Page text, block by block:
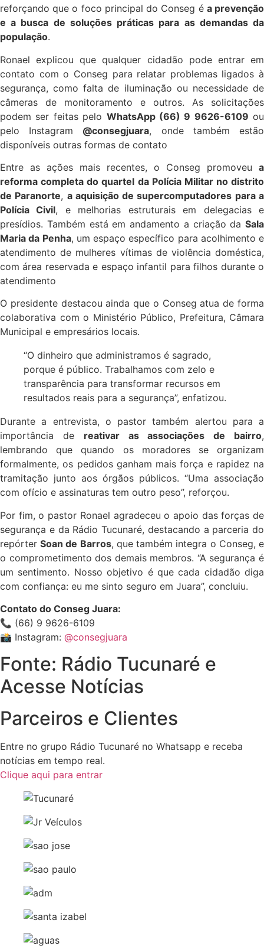
reforçando que o foco principal do Conseg é a prevenção
e a busca de soluções práticas para as demandas da
população.
Ronael explicou que qualquer cidadão pode entrar em
contato com o Conseg para relatar problemas ligados à
segurança, como falta de iluminação ou necessidade de
câmeras de monitoramento e outros. As solicitações
podem ser feitas pelo WhatsApp (66) 9 9626-6109 ou
pelo Instagram @consegjuara, onde também estão
disponíveis outras formas de contato
Entre as ações mais recentes, o Conseg promoveu a
reforma completa do quartel da Polícia Militar no distrito
de Paranorte, a aquisição de supercomputadores para a
Polícia Civil, e melhorias estruturais em delegacias e
presídios. Também está em andamento a criação da Sala
Maria da Penha, um espaço específico para acolhimento e
atendimento de mulheres vítimas de violência doméstica,
com área reservada e espaço infantil para filhos durante o
atendimento
O presidente destacou ainda que o Conseg atua de forma
colaborativa com o Ministério Público, Prefeitura, Câmara
Municipal e empresários locais.
“O dinheiro que administramos é sagrado,
porque é público. Trabalhamos com zelo e
transparência para transformar recursos em
resultados reais para a segurança”, enfatizou.
Durante a entrevista, o pastor também alertou para a
importância de reativar as associações de bairro,
lembrando que quando os moradores se organizam
formalmente, os pedidos ganham mais força e rapidez na
tramitação junto aos órgãos públicos. “Uma associação
com ofício e assinaturas tem outro peso”, reforçou.
Por fim, o pastor Ronael agradeceu o apoio das forças de
segurança e da Rádio Tucunaré, destacando a parceria do
repórterSoan de Barros, que também integra o Conseg, e
o comprometimento dos demais membros. “A segurança é
um sentimento. Nosso objetivo é que cada cidadão diga
com confiança: eu me sinto seguro em Juara”, concluiu.
Contato do Conseg Juara:
📞 (66) 9 9626-6109
📸 Instagram: @consegjuara
Fonte: Rádio Tucunaré e
Acesse Notícias
Parceiros e Clientes
Entre no grupo Rádio Tucunaré no Whatsapp e receba
notícias em tempo real.
Clique aqui para entrar